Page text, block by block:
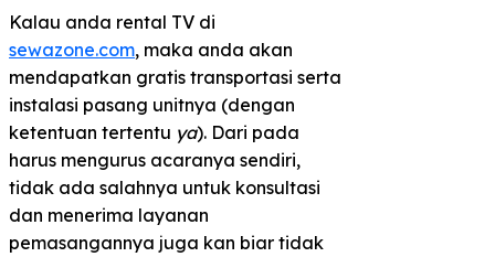
Kalau anda rental TV di
sewazone.com, maka anda akan
mendapatkan gratis transportasi serta
instalasi pasang unitnya (dengan
ketentuan tertentu ya). Dari pada
harus mengurus acaranya sendiri,
tidak ada salahnya untuk konsultasi
dan menerima layanan
pemasangannya juga kan biar tidak